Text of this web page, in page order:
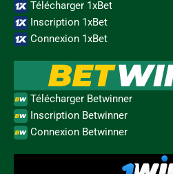
Télécharger 1xBet
Inscription 1xBet
Connexion 1xBet
Télécharger Betwinner
Inscription Betwinner
Connexion Betwinner